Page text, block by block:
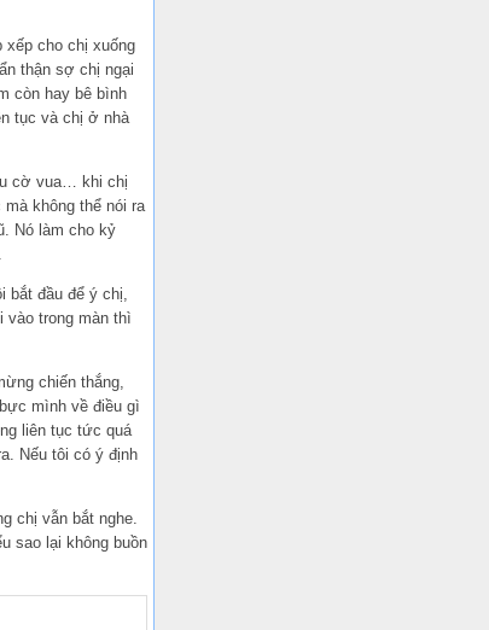
cho chị xuống
thận sợ chị ngại
còn hay bê bình
tục và chị ở nhà
cờ vua… khi chị
không thể nói ra
Nó làm cho kỷ
bắt đầu để ý chị,
vào trong màn thì
chiến thắng,
mình về điều gì
liên tục tức quá
Nếu tôi có ý định
chị vẫn bắt nghe.
sao lại không buồn